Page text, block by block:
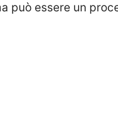
può essere un